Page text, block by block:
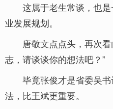
这属于老生常谈，也
业发展规划。
唐敬文点点头，再次
志，请谈谈你的想法吧？”
毕竟张俊才是省委吴
法，比王斌更重要。